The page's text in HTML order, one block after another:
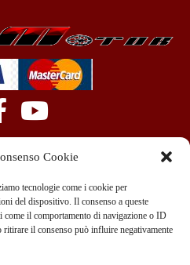
Cookie
tecnologie come i cookie per
del dispositivo. Il consenso a queste
come il comportamento di navigazione o ID
il consenso può influire negativamente
info@teammotor.it